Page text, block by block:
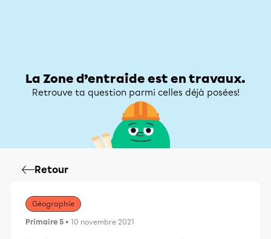
La Zone d’entraide est en travaux.
Retrouve ta question parmi celles déjà posées!
Retour
Géographie
Primaire 5 • 10 novembre 2021